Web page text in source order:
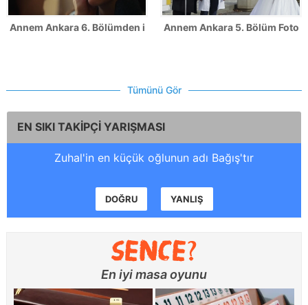
Annem Ankara 6. Bölümden ilk kareler!Annem Ankara 5. Bölüm
Tümünü Gör
EN SIKI TAKİPÇİ YARIŞMASI
Zuhal'in en küçük oğlunun adı Bağış'tır
DOĞRU YANLIŞ
En iyi masa oyunu